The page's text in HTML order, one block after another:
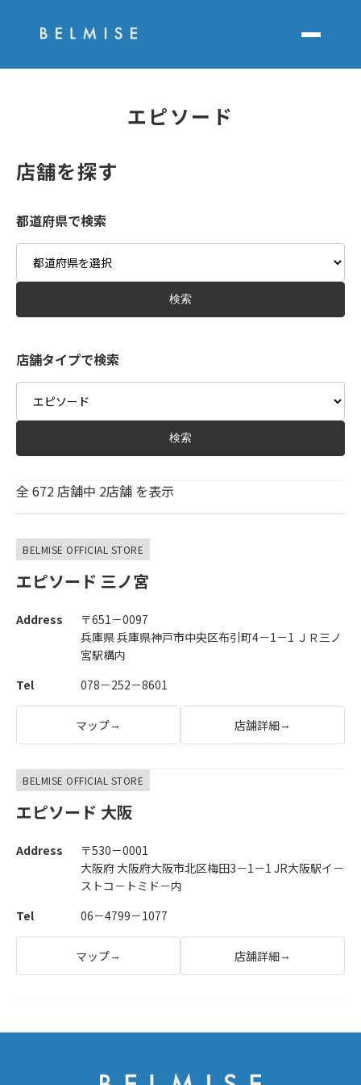
エピソード
店舗を探す
都道府県で検索
Area
検索
店舗タイプで検索
Type
検索
全 672店舗中 2店舗 を表示
BELMISE OFFICIAL STORE
エピソード 三ノ宮
Address
〒651－0097
兵庫県 兵庫県神戸市中央区布引町4－1－1 ＪＲ三ノ
宮駅構内
Tel
078－252－8601
マップ→ 店舗詳細→
BELMISE OFFICIAL STORE
エピソード 大阪
Address
〒530－0001
大阪府 大阪府大阪市北区梅田3－1－1 JR大阪駅イ－
ストコ－トミド－内
Tel
06－4799－1077
マップ→ 店舗詳細→